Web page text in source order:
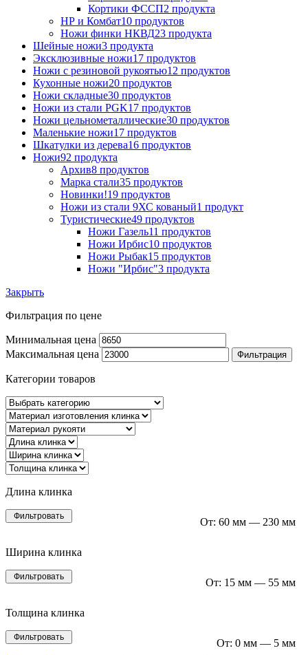
Кортики ФССП2 продукта
НР и Комбат10 продуктов
Ножи финки НКВД23 продукта
Шейные ножи3 продукта
Эксклюзивные ножи17 продуктов
Ножи с резиновой рукоятью12 продуктов
Кухонные ножи20 продуктов
Ножи складные30 продуктов
Ножи из стали PGK17 продуктов
Ножи цельнометаллические30 продуктов
Маленькие ножи17 продуктов
Шкатулки из дерева16 продуктов
Ножи92 продукта
Архив8 продуктов
Марка стали35 продуктов
Новинки!19 продуктов
Ножи из стали 9ХС кованый1 продукт
Туристические49 продуктов
Ножи Газель11 продуктов
Ножи Ирбис10 продуктов
Ножи Рыбак15 продуктов
Ножи "Ирбис"3 продукта
Закрыть
Фильтрация по цене
Минимальная цена
Максимальная цена
Фильтрация
Категории товаров
Длина клинка
Фильтровать От: 60 мм — 230 мм
Ширина клинка
Фильтровать От: 15 мм — 55 мм
Толщина клинка
Фильтровать От: 0 мм — 5 мм